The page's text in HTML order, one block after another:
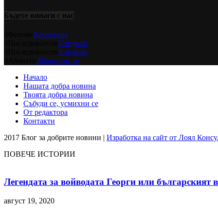
Бъдете винаги с нас
Харесване
Следвам
Следвам
Абонирам се
Начало
Нашата добра новина
Твоята добра новина
Събуди се, усмихни се
От редактора
Контакти
2017 Блог за добрите новини | Изработка на сайт от Лоял
ПОВЕЧЕ ИСТОРИИ
Легендата за войводата Георги или българският
август 19, 2020